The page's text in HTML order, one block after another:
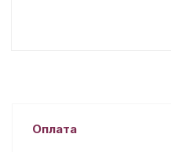
Оплата